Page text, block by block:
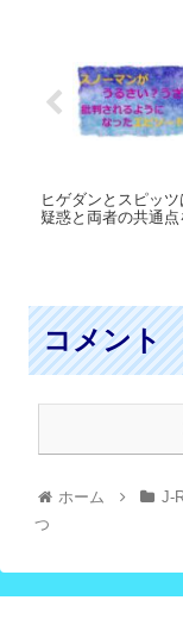
ヒゲダンとスピッ
疑惑と両者の共通点
コメント
ホーム J-
つ